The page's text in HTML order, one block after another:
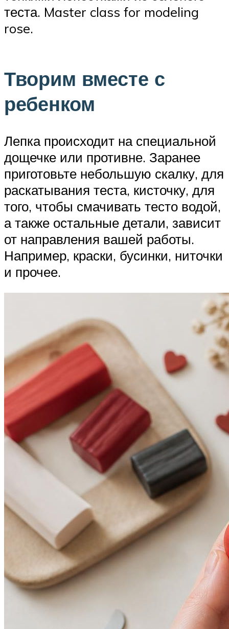
теста. Master class for modeling
rose.
Творим вместе с
ребенком
Лепка происходит на специальной
дощечке или противне. Заранее
приготовьте небольшую скалку, для
раскатывания теста, кисточку, для
того, чтобы смачивать тесто водой,
а также остальные детали, зависит
от направления вашей работы.
Например, краски, бусинки, ниточки
и прочее.